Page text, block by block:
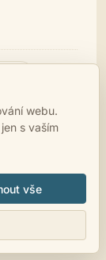
• Programming
webu.
s vaším
vše